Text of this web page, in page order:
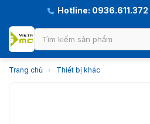
Hotline: 0936.611.372
Trang chủ › Thiết bị khác